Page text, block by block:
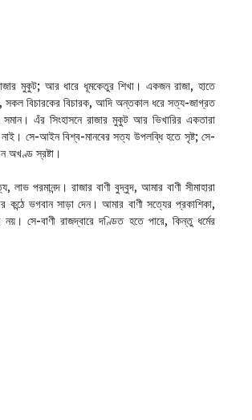
মুকুট; আর ধারে ধূমকেতুর শিখা। একজন রাজা, হাতে
সকল বিচারকের বিচারক, আদি অন্তকাল ধরে সত্য-জাগ্রত
এঁর সিংহাসনে রাজার মুকুট আর ভিখারির একতারা
সে-আইন বিশ্ব-মানবের সত্য উপলব্ধি হতে সৃষ্ট; সে-
অখণ্ড স্রষ্টা।
পরমানন্দ। রাজার বাণী বুদ্বুদ, আমার বাণী সীমাহারা
ভগবান সাড়া দেন। আমার বাণী সত্যের প্রকাশিকা,
নয়। সে-বাণী রাজদ্বারে দণ্ডিত হতে পারে, কিন্তু ধর্মের